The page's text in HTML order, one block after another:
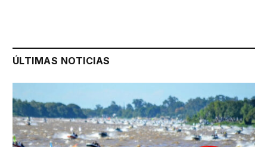
ÚLTIMAS NOTICIAS